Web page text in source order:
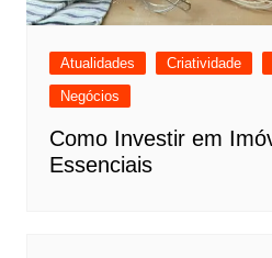
Atualidades Criatividade
Negócios
Como Investir em
Essenciais